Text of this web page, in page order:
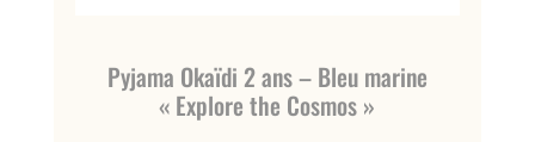
Pyjama Okaïdi 2 ans – Bleu marine
« Explore the Cosmos »